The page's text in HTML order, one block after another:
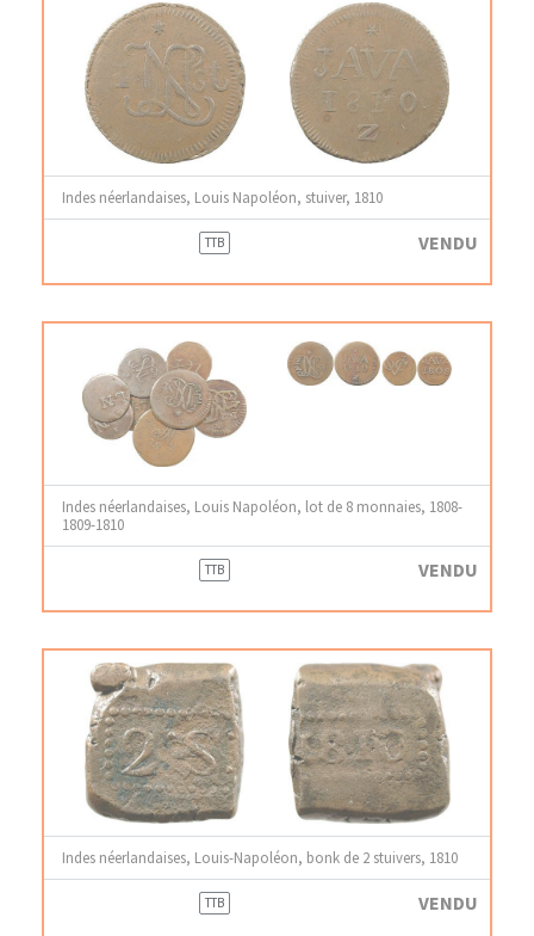
Indes néerlandaises, Louis Napoléon, stuiver, 1810
TTB VENDU
Indes néerlandaises, Louis Napoléon, lot de 8 monnaies, 1808-
1809-1810
TTB VENDU
Indes néerlandaises, Louis-Napoléon, bonk de 2 stuivers, 1810
TTB VENDU